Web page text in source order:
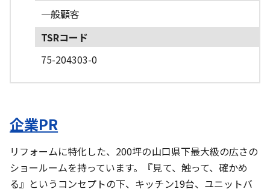
一般顧客
TSRコード
75-204303-0
企業PR
リフォームに特化した、200坪の山口県下最大級の広さの
ショールームを持っています。『見て、触って、確かめ
る』というコンセプトの下、キッチン19台、ユニットバ